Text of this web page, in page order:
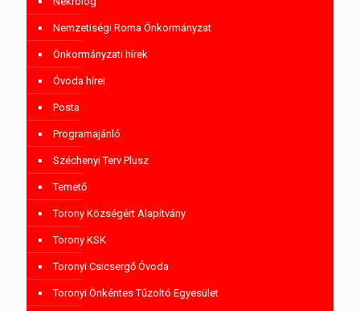
Nemzetiségi Roma Önkormányzat
Önkormányzati hírek
Óvoda hírei
Posta
Programajánló
Széchenyi Terv Plusz
Temető
Torony Községért Alapítvány
Torony KSK
Toronyi Csicsergő Óvoda
Toronyi Önkéntes Tűzoltó Egyesület